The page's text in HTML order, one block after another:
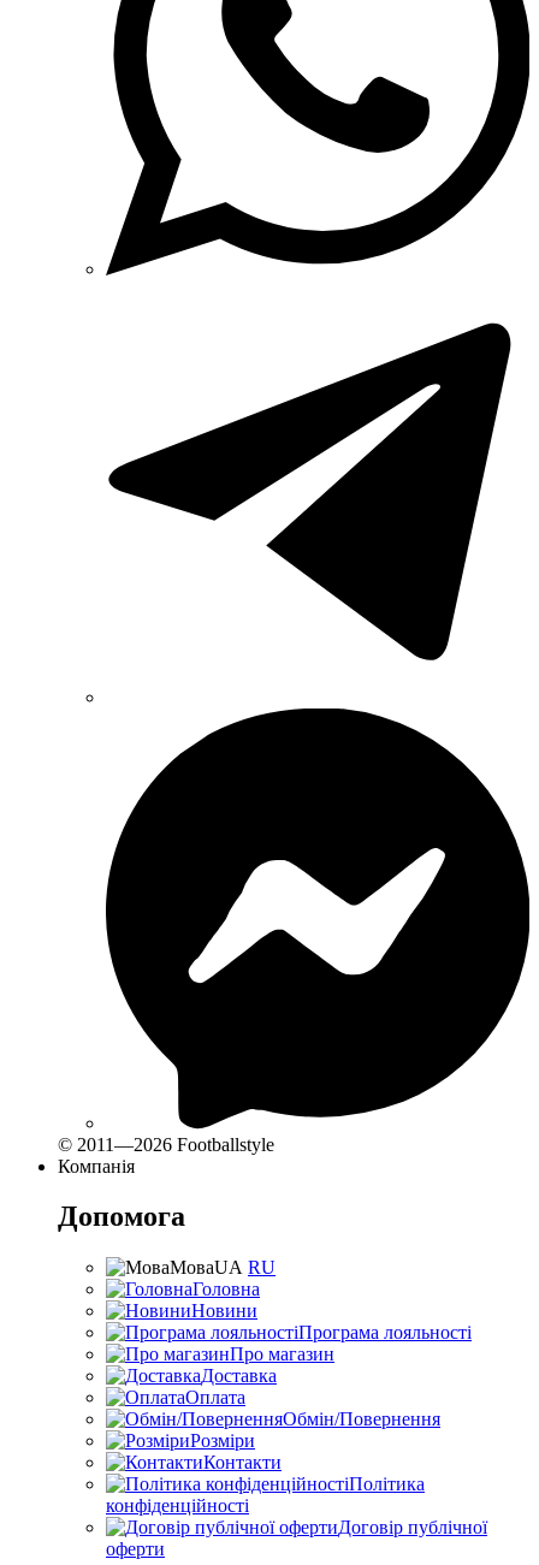
© 2011—2026 Footballstyle
Компанія
Допомога
МоваUA RU
Головна
Новини
Програма лояльності
Про магазин
Доставка
Оплата
Обмін/Повернення
Розміри
Контакти
Політика
конфіденційності
Договір публічної
оферти